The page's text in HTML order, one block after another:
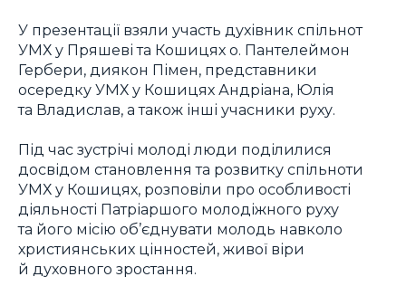
У презентації взяли участь духівник спільнот
УМХ у Пряшеві та Кошицях о. Пантелеймон
Гербери, диякон Пімен, представники
осередку УМХ у Кошицях Андріана, Юлія
та Владислав, а також інші учасники руху.
Під час зустрічі молоді люди поділилися
досвідом становлення та розвитку спільноти
УМХ у Кошицях, розповіли про особливості
діяльності Патріаршого молодіжного руху
та його місію об’єднувати молодь навколо
християнських цінностей, живої віри
й духовного зростання.